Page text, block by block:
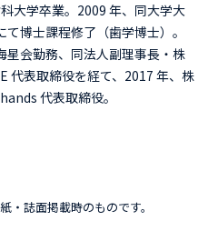
大学卒業。2009 年、同大学大
博士課程修了（歯学博士）。
星会勤務、同法人副理事長・株
代表取締役を経て、2017 年、株
代表取締役。
・誌面掲載時のものです。